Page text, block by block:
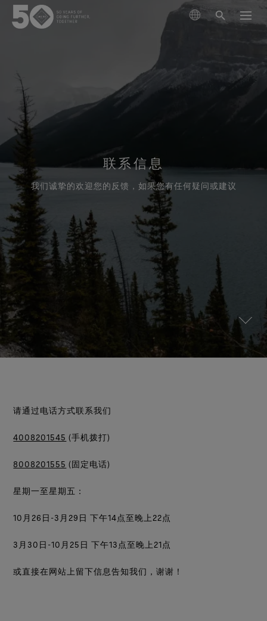
滑雪
查看所有运动类型
探索技术
新一代GORE‑TEX®产品
测试GORE‑TEX®服装
测试GORE‑TEX®鞋类
测试GORE‑TEX®手套
参观我们的实验室
专业防水保护
WINDSTOPPER® 产品 by GORE‑TEX LABS®
多功能防护（干燥环境）
GORE‑TEX® PRO服装
WINDSTOPPER® 服装 by GORE‑TEX LABS®
持久防风，可靠的透汽性。
查看所有服装产品技术
GORE‑TEX® SURROUND®户外鞋
适合您双脚的全方位透气系统
值得信赖的舒适性与防护性
查看所有鞋类产品技术
GORE‑TEX®手套
值得信赖的保护与舒适性
WINDSTOPPER® STRETCH 手套 by GORE‑TEX LABS®
弹性十足，舒适贴合，更强掌控。
WINDSTOPPER® 手套 by GORE‑TEX LABS®
持久防风，舒适体验
立足环保，追求性能(Responsible Performance)
专注科学创新，践行环保举措。
全方位兼顾
耐用性及打造耐用产品的价值
GORE‑TEX®品牌白皮书已发布。欢迎阅读，探究耐用性
为何成为户外行业的关键议题。
GORE‑TEX®品牌迎来50周年里程碑
探索精心编撰的品牌发展大事记。
关于我们
纪念Bob Gore
《Breaking Trails》系列短片
运动大使
防泼水恢复
维修资讯
联系我们
服务承诺与退换货
常见问题
联系信息
我们诚挚的欢迎您的反馈，如果您有任何疑问或建议
请通过电话方式联系我们
4008201545 (手机拨打)
8008201555 (固定电话)
星期一至星期五：
10月26日-3月29日 下午14点至晚上22点
3月30日-10月25日 下午13点至晚上21点
或直接在网站上留下信息告知我们，谢谢！